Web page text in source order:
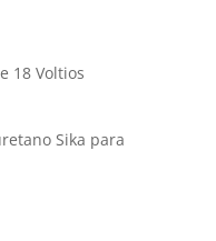
18 Voltios
Sika para